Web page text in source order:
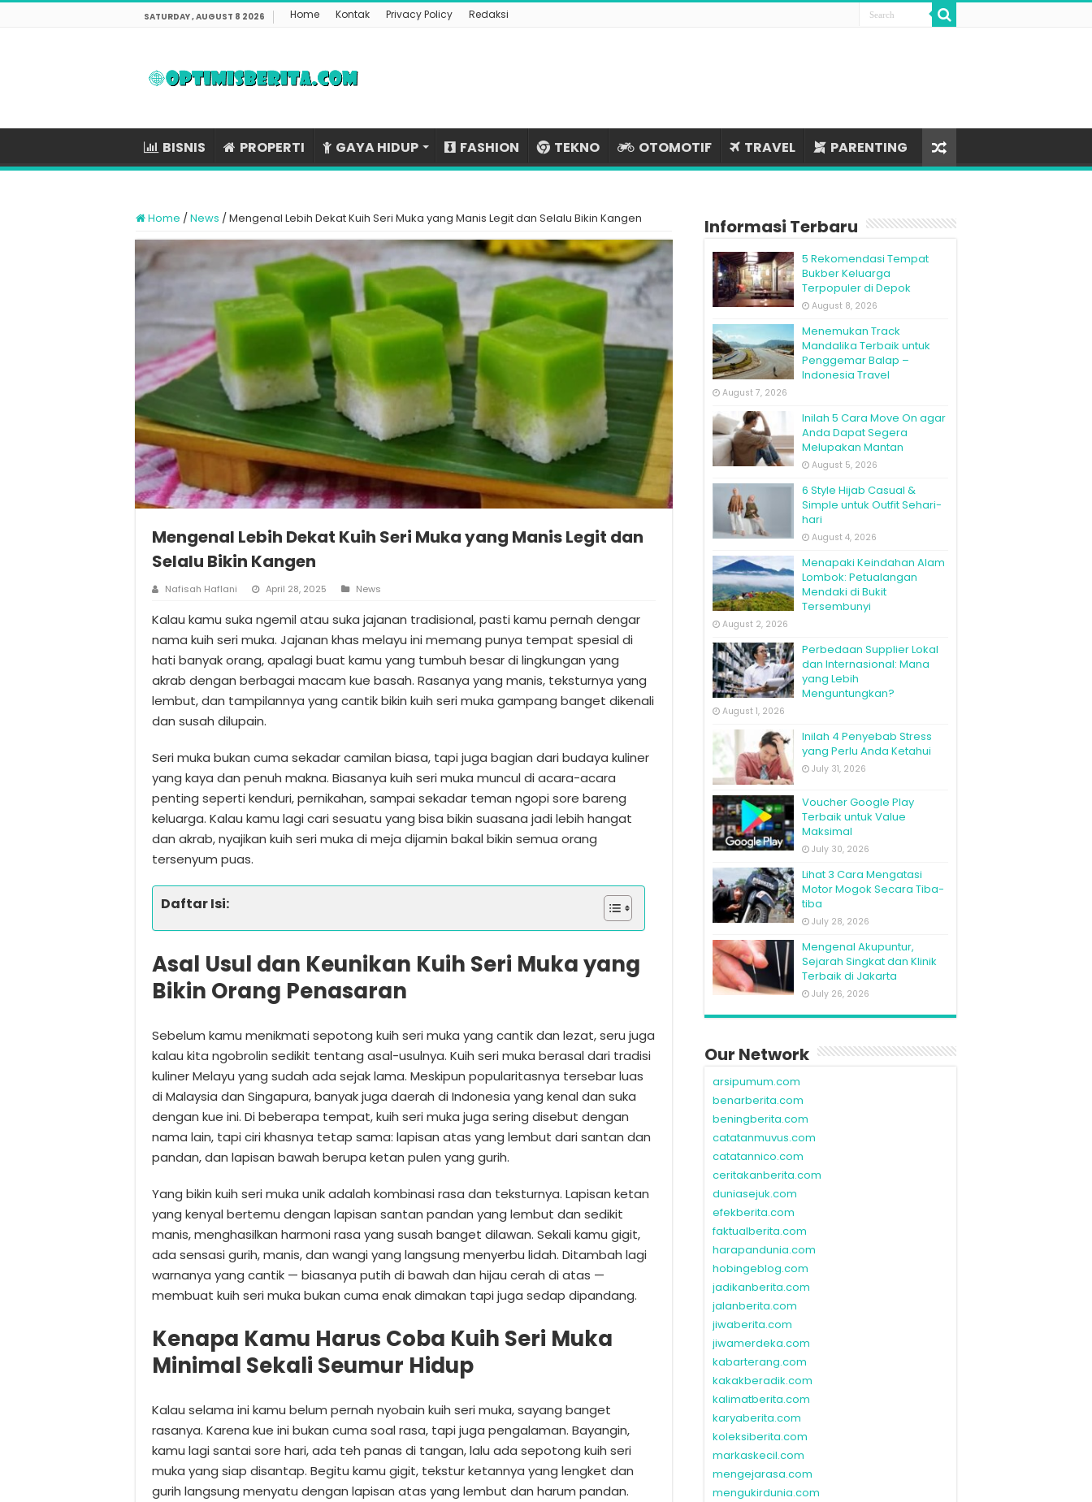
SATURDAY , AUGUST 8 2026 Home Kontak Privacy Policy Redaksi
BISNIS PROPERTI GAYA HIDUP FASHION TEKNO OTOMOTIF TRAVEL PARENTING
Home /News /Mengenal Lebih Dekat Kuih Seri Muka yang Manis Legit dan Selalu Bikin Kangen
Mengenal Lebih Dekat Kuih Seri Muka yang Manis Legit dan
Selalu Bikin Kangen
Nafisah Haflani April 28, 2025 News
Kalau kamu suka ngemil atau suka jajanan tradisional, pasti kamu pernah dengar
nama kuih seri muka. Jajanan khas melayu ini memang punya tempat spesial di
hati banyak orang, apalagi buat kamu yang tumbuh besar di lingkungan yang
akrab dengan berbagai macam kue basah. Rasanya yang manis, teksturnya yang
lembut, dan tampilannya yang cantik bikin kuih seri muka gampang banget dikenali
dan susah dilupain.
Seri muka bukan cuma sekadar camilan biasa, tapi juga bagian dari budaya kuliner
yang kaya dan penuh makna. Biasanya kuih seri muka muncul di acara-acara
penting seperti kenduri, pernikahan, sampai sekadar teman ngopi sore bareng
keluarga. Kalau kamu lagi cari sesuatu yang bisa bikin suasana jadi lebih hangat
dan akrab, nyajikan kuih seri muka di meja dijamin bakal bikin semua orang
tersenyum puas.
Daftar Isi:
Asal Usul dan Keunikan Kuih Seri Muka yang
Bikin Orang Penasaran
Sebelum kamu menikmati sepotong kuih seri muka yang cantik dan lezat, seru juga
kalau kita ngobrolin sedikit tentang asal-usulnya. Kuih seri muka berasal dari tradisi
kuliner Melayu yang sudah ada sejak lama. Meskipun popularitasnya tersebar luas
di Malaysia dan Singapura, banyak juga daerah di Indonesia yang kenal dan suka
dengan kue ini. Di beberapa tempat, kuih seri muka juga sering disebut dengan
nama lain, tapi ciri khasnya tetap sama: lapisan atas yang lembut dari santan dan
pandan, dan lapisan bawah berupa ketan pulen yang gurih.
Yang bikin kuih seri muka unik adalah kombinasi rasa dan teksturnya. Lapisan ketan
yang kenyal bertemu dengan lapisan santan pandan yang lembut dan sedikit
manis, menghasilkan harmoni rasa yang susah banget dilawan. Sekali kamu gigit,
ada sensasi gurih, manis, dan wangi yang langsung menyerbu lidah. Ditambah lagi
warnanya yang cantik — biasanya putih di bawah dan hijau cerah di atas —
membuat kuih seri muka bukan cuma enak dimakan tapi juga sedap dipandang.
Kenapa Kamu Harus Coba Kuih Seri Muka
Minimal Sekali Seumur Hidup
Kalau selama ini kamu belum pernah nyobain kuih seri muka, sayang banget
rasanya. Karena kue ini bukan cuma soal rasa, tapi juga pengalaman. Bayangin,
kamu lagi santai sore hari, ada teh panas di tangan, lalu ada sepotong kuih seri
muka yang siap disantap. Begitu kamu gigit, tekstur ketannya yang lengket dan
gurih langsung menyatu dengan lapisan atas yang lembut dan harum pandan.
Informasi Terbaru
5 Rekomendasi Tempat
Bukber Keluarga
Terpopuler di Depok
August 8, 2026
Menemukan Track
Mandalika Terbaik untuk
Penggemar Balap –
Indonesia Travel
August 7, 2026
Inilah 5 Cara Move On agar
Anda Dapat Segera
Melupakan Mantan
August 5, 2026
6 Style Hijab Casual &
Simple untuk Outfit Sehari-
hari
August 4, 2026
Menapaki Keindahan Alam
Lombok: Petualangan
Mendaki di Bukit
Tersembunyi
August 2, 2026
Perbedaan Supplier Lokal
dan Internasional: Mana
yang Lebih
Menguntungkan?
August 1, 2026
Inilah 4 Penyebab Stress
yang Perlu Anda Ketahui
July 31, 2026
Voucher Google Play
Terbaik untuk Value
Maksimal
July 30, 2026
Lihat 3 Cara Mengatasi
Motor Mogok Secara Tiba-
tiba
July 28, 2026
Mengenal Akupuntur,
Sejarah Singkat dan Klinik
Terbaik di Jakarta
July 26, 2026
Our Network
arsipumum.com
benarberita.com
beningberita.com
catatanmuvus.com
catatannico.com
ceritakanberita.com
duniasejuk.com
efekberita.com
faktualberita.com
harapandunia.com
hobingeblog.com
jadikanberita.com
jalanberita.com
jiwaberita.com
jiwamerdeka.com
kabarterang.com
kakakberadik.com
kalimatberita.com
karyaberita.com
koleksiberita.com
markaskecil.com
mengejarasa.com
mengukirdunia.com